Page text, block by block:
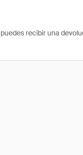
recibir una